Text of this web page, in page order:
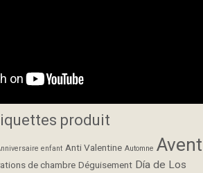
produit
enfant Anti Valentine Automne Avent
de chambre Déguisement Día de Los